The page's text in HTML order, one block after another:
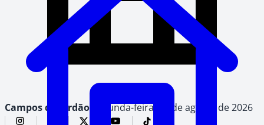
Campos do Jordão, segunda-feira, 10 de agosto de 2026